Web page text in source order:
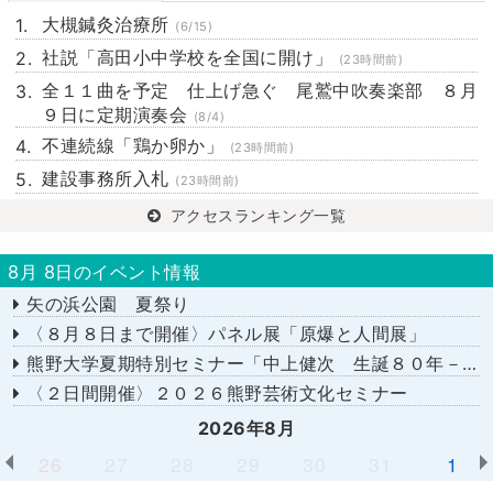
大槻鍼灸治療所 (6/15)
社説「高田小中学校を全国に開け」 (23時間前)
全１１曲を予定 仕上げ急ぐ 尾鷲中吹奏楽部 ８月
９日に定期演奏会 (8/4)
不連続線「鶏か卵か」 (23時間前)
建設事務所入札 (23時間前)
アクセスランキング一覧
8月 8日のイベント情報
矢の浜公園 夏祭り
〈８月８日まで開催〉パネル展「原爆と人間展」
熊野大学夏期特別セミナー「中上健次 生誕８０年－時代へのまなざし－」
〈２日間開催〉２０２６熊野芸術文化セミナー
2026年8月
26
1